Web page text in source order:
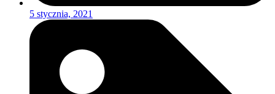
5 stycznia, 2021